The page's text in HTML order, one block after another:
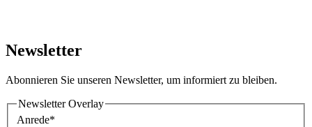
Newsletter
Abonnieren Sie unseren Newsletter, um informiert zu bleiben.
Newsletter Overlay
Anrede*